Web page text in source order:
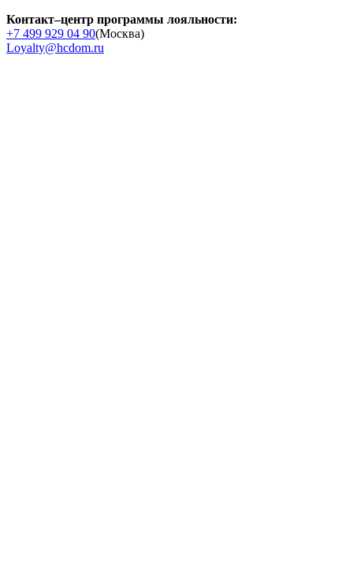
Контакт–центр программы лояльности:
+7 499 929 04 90(Москва)
Loyalty@hcdom.ru